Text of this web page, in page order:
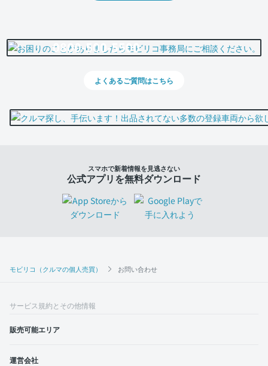
モビリコ（クルマの個人売買） お問い合わせ
0800-500-5500
よくあるご質問はこちら
スマホで新着情報を見逃さない
公式アプリを無料ダウンロード
サービス規約とその他情報
販売可能エリア
運営会社